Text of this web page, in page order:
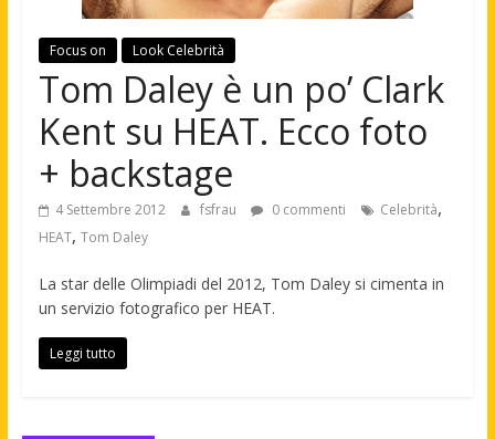
Focus on Look Celebrità
Tom Daley è un po’ Clark
Kent su HEAT. Ecco foto
+ backstage
4 Settembre 2012 fsfrau 0 commenti Celebrità,
HEAT, Tom Daley
La star delle Olimpiadi del 2012, Tom Daley si cimenta in
un servizio fotografico per HEAT.
Leggi tutto